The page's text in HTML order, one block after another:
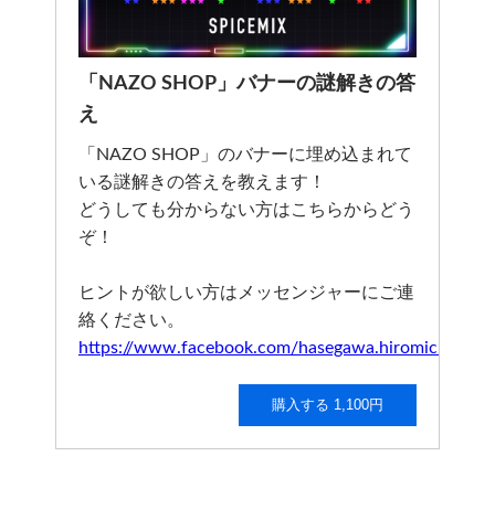
「NAZO SHOP」バナーの謎解きの答
え
「NAZO SHOP」のバナーに埋め込まれて
いる謎解きの答えを教えます！
どうしても分からない方はこちらからどう
ぞ！
ヒントが欲しい方はメッセンジャーにご連
絡ください。
https://www.facebook.com/hasegawa.hiromichi
購入する 1,100円